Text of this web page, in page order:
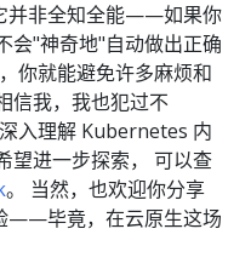
并非全知全能——如果你
会"神奇地"自动做出正确
你就能避免许多麻烦和
信我，我也犯过不
入理解 Kubernetes 内
望进一步探索， 可以查
。 当然，也欢迎你分享
——毕竟，在云原生这场